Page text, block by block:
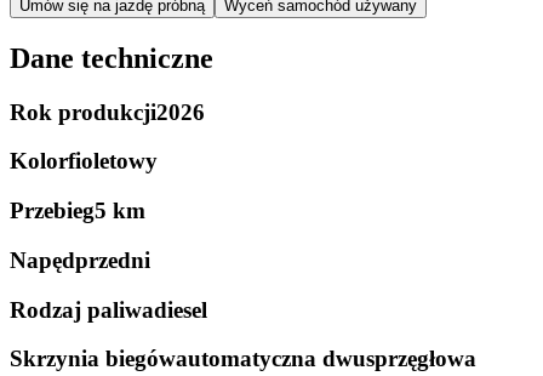
Umów się na jazdę próbną Wyceń samochód używany
Dane techniczne
Rok produkcji2026
Kolorfioletowy
Przebieg5 km
Napędprzedni
Rodzaj paliwadiesel
Skrzynia biegówautomatyczna dwusprzęgłowa